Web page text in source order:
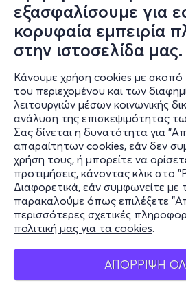
εξασφαλίσουμε για
κορυφαία εμπειρία
στην ιστοσελίδα μας.
Κάνουμε χρήση cookies με σκοπό
του περιεχομένου και των
λειτουργιών μέσων κοινωνικής
ανάλυση της επισκεψιμότητας
Σας δίνεται η δυνατότητα για
απαραίτητων cookies, εάν δεν
χρήση τους, ή μπορείτε να
προτιμήσεις, κάνοντας κλικ στο
Διαφορετικά, εάν συμφωνείτε
παρακαλούμε όπως επιλέξετε
περισσότερες σχετικές
πολιτική μας για τα cookies.
ΑΠΟΡΡΙΨΗ
Πεμ, 3/9
21:00
ΤΑΚΟΥΝΙΑ ΣΤΟΝ ΒΑΛΤΟ
Πλατεία Ρήγα
Δημοτικό Θέατρο Μελίνα
Μαγνησία
από 18€
Εισιτήρια